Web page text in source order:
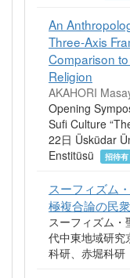
An
Three-Axis
Comparison
Religion
AKAHORI
Opening
Sufi Culture
22日 Üsküdar
Enstitüsü
招待有
スーフィズム
極複合論の民
スーフィズム
代中東地域研究
科研、赤堀科研